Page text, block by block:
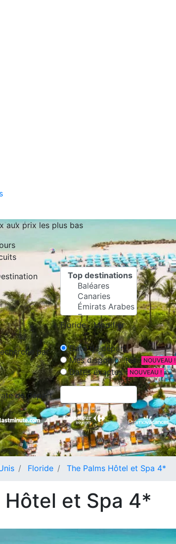
aux prix les plus bas
Floride Modifier
par
Date de départ
Mes disponibilités
NOUVEAU !
Dates exactes NOUVEAU !
de départ
Floride The Palms Hôtel et Spa 4*
Hôtel et Spa 4*